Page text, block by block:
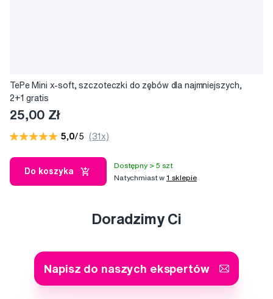
TePe Mini x-soft, szczoteczki do zębów dla najmniejszych,
2+1 gratis
25,00 Zł
5,0/5 (31x)
Do koszyka
Dostępny > 5 szt
Natychmiast w1 sklepie
Doradzimy Ci
Napisz do naszych ekspertów